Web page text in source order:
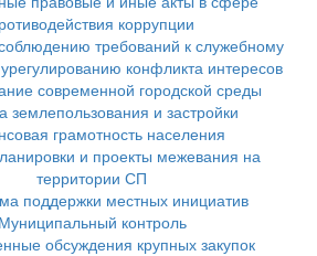
коррупции
требований к служебному
конфликта интересов
современной городской среды
землепользования и застройки
грамотность населения
и проекты межевания на
территории СП
поддержки местных инициатив
Муниципальный контроль
обсуждения крупных закупок